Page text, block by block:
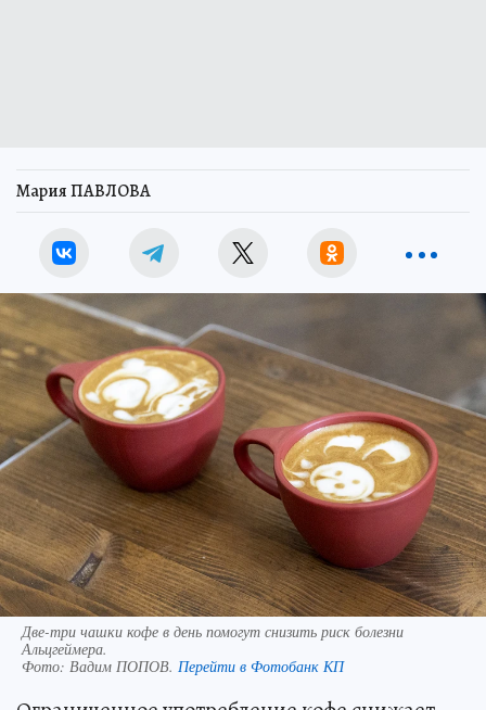
Мария ПАВЛОВА
Две-три чашки кофе в день помогут снизить риск болезни
Альцгеймера.
Фото: Вадим ПОПОВ. Перейти в Фотобанк КП